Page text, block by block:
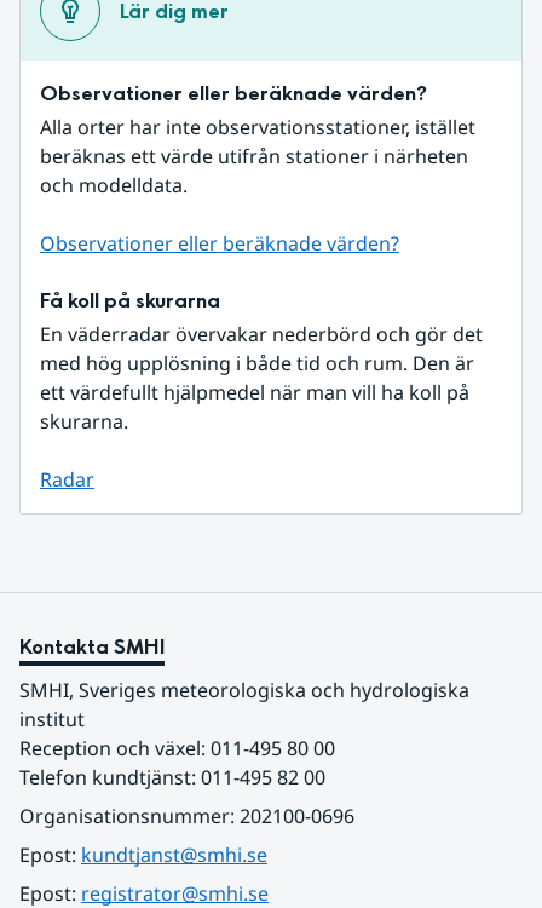
Lär dig mer
Observationer eller beräknade värden?
Alla orter har inte observationsstationer, istället
beräknas ett värde utifrån stationer i närheten
och modelldata.
Observationer eller beräknade värden?
Få koll på skurarna
En väderradar övervakar nederbörd och gör det
med hög upplösning i både tid och rum. Den är
ett värdefullt hjälpmedel när man vill ha koll på
skurarna.
Radar
Kontakta SMHI
SMHI, Sveriges meteorologiska och hydrologiska
institut
Reception och växel: 011-495 80 00
Telefon kundtjänst: 011-495 82 00
Organisationsnummer: 202100-0696
Epost: kundtjanst@smhi.se
Epost: registrator@smhi.se